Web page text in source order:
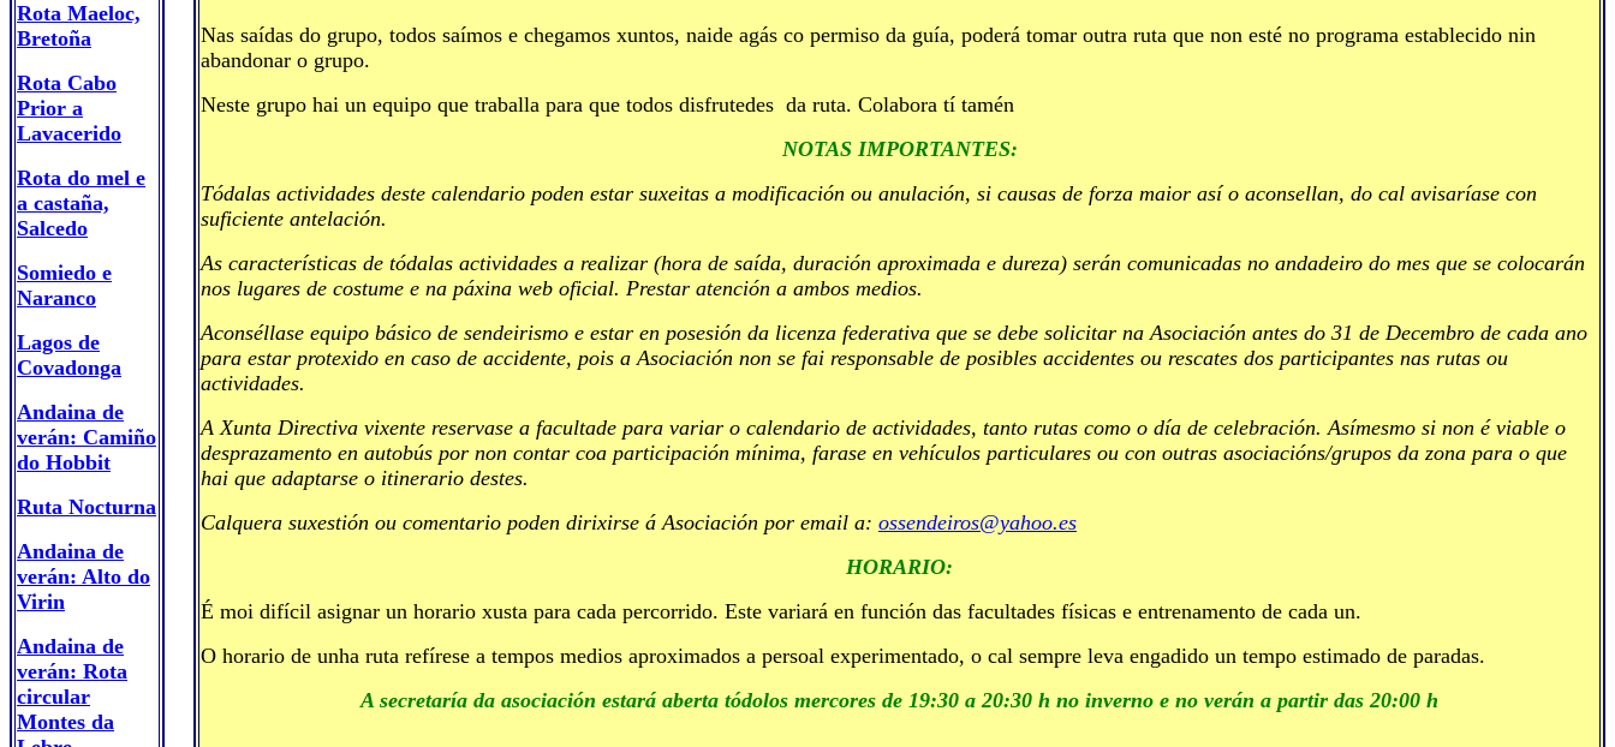
Rota Maeloc,
Bretoña
Rota Cabo
Prior a
Lavacerido
Rota do mel e
a castaña,
Salcedo
Somiedo e
Naranco
Lagos de
Covadonga
Andaina de
verán: Camiño
do Hobbit
Ruta Nocturna
Andaina de
verán: Alto do
Virin
Andaina de
verán: Rota
circular
Montes da
Nas saídas do grupo, todos saímos e chegamos xuntos, naide agás co permiso da guía, poderá tomar outra ruta que non esté no programa establecido nin
abandonar o grupo.
Neste grupo hai un equipo que traballa para que todos disfrutedes da ruta. Colabora tí tamén
NOTAS IMPORTANTES:
Tódalas actividades deste calendario poden estar suxeitas a modificación ou anulación, si causas de forza maior así o aconsellan, do cal avisaríase con
suficiente antelación.
As características de tódalas actividades a realizar (hora de saída, duración aproximada e dureza) serán comunicadas no andadeiro do mes que se colocarán
nos lugares de costume e na páxina web oficial. Prestar atención a ambos medios.
Aconséllase equipo básico de sendeirismo e estar en posesión da licenza federativa que se debe solicitar na Asociación antes do 31 de Decembro de cada ano
para estar protexido en caso de accidente, pois a Asociación non se fai responsable de posibles accidentes ou rescates dos participantes nas rutas ou
actividades.
A Xunta Directiva vixente reservase a facultade para variar o calendario de actividades, tanto rutas como o día de celebración. Asímesmo si non é viable o
desprazamento en autobús por non contar coa participación mínima, farase en vehículos particulares ou con outras asociacións/grupos da zona para o que
hai que adaptarse o itinerario destes.
Calquera suxestión ou comentario poden dirixirse á Asociación por email a: ossendeiros@yahoo.es
HORARIO:
É moi difícil asignar un horario xusta para cada percorrido. Este variará en función das facultades físicas e entrenamento de cada un.
O horario de unha ruta refírese a tempos medios aproximados a persoal experimentado, o cal sempre leva engadido un tempo estimado de paradas.
A secretaría da asociación estará aberta tódolos mercores de 19:30 a 20:30 h no inverno e no verán a partir das 20:00 h